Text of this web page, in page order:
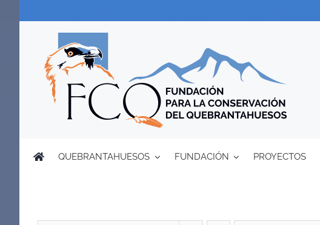
QUEBRANTAHUESOS FUNDACIÓN PROYECTOS